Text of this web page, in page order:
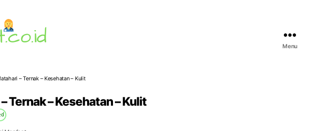
Menu
– Ternak – Kesehatan – Kulit
Ternak – Kesehatan – Kulit